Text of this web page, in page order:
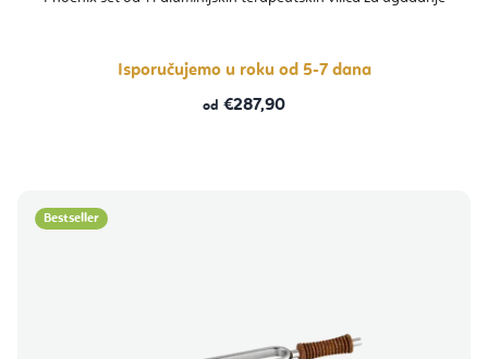
Isporučujemo u roku od 5-7 dana
od €287,90
Bestseller